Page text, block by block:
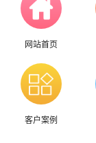
网站首页
客户案例